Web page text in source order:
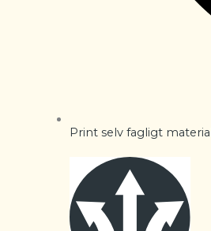
Print selv fagligt